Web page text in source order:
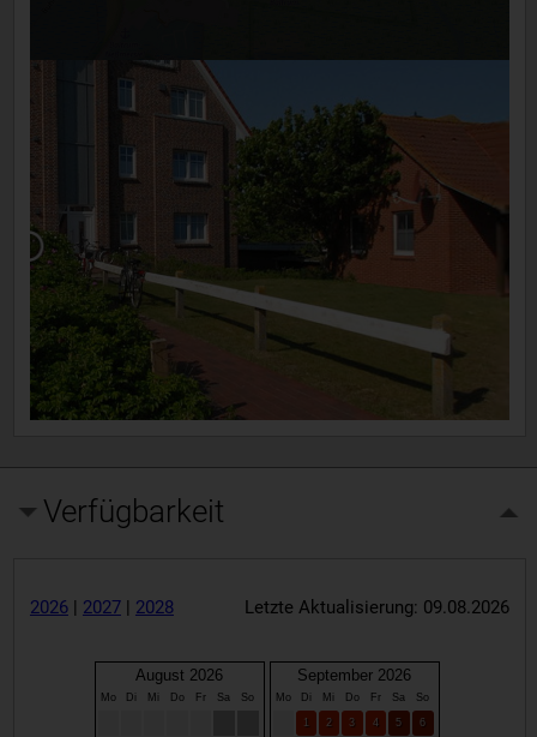
Verfügbarkeit
2026| 2027| 2028 Letzte Aktualisierung: 09.08.2026
August 2026
Mo Di Mi Do Fr Sa So
September 2026
Mo Di Mi Do Fr Sa So
2 3 4 5 6